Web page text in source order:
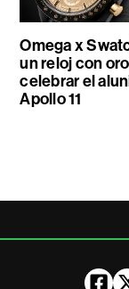
Omega x
un reloj con
celebrar el
Apollo 11